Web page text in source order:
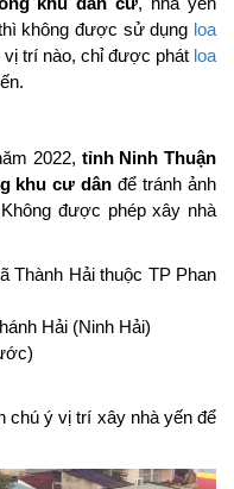
không được sử dụng loa
trí nào, chỉ được phát loa
2022, tỉnh Ninh Thuận
khu cư dân để tránh ảnh
được phép xây nhà
Thành Hải thuộc TP Phan
Hải (Ninh Hải)
chú ý vị trí xây nhà yến để